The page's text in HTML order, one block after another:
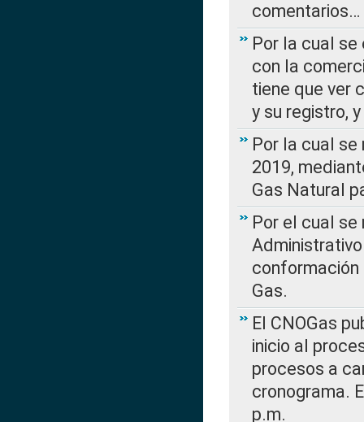
comentarios…
Por la cual
con la
tiene que ver
y su registro,
Por la cual
2019,
Gas Natural
Por el cual
conformación
Gas.
El CNOGas
inicio al
procesos a
cronograma.
p.m.